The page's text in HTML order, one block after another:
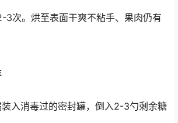
3次。烘至表面干爽不粘手、果肉仍有
入消毒过的密封罐，倒入2-3勺剩余糖